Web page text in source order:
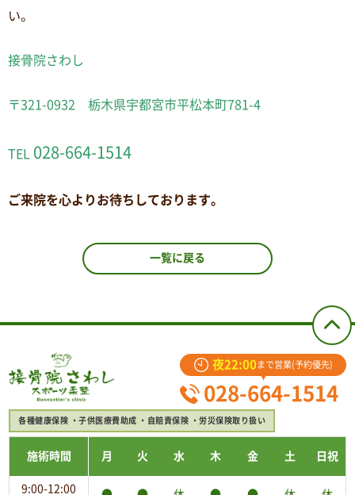
い。
接骨院さわし
〒321-0932 栃木県宇都宮市平松本町781-4
TEL 028-664-1514
ご来院を心よりお待ちしております。
一覧に戻る
夜22:00 まで営業(予約優先)
028-664-1514
各種健康保険 子供医療費助成 自賠責保険 労災保険取り扱い
施術時間 月 火 水 木 金 土 日祝
9:00-12:00